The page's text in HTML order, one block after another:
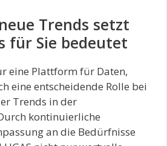
Trends setzt
für Sie bedeutet
eine Plattform für Daten,
eine entscheidende Rolle bei
Trends in der
kontinuierliche
an die Bedürfnisse